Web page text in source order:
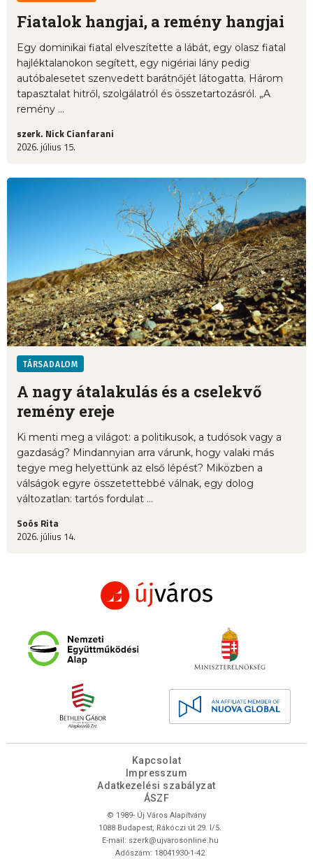
Fiatalok hangjai, a remény hangjai
Egy dominikai fiatal elveszítette a lábát, egy olasz fiatal
hajléktalanokon segített, egy nigériai lány pedig
autóbalesetet szenvedett barátnőjét látogatta. Három
tapasztalat hitről, szolgálatról és összetartozásról. „A
remény ...
szerk. Nick Cianfarani
2026. július 15.
TÁRSADALOM
A nagy átalakulás és a cselekvő
remény ereje
Ki menti meg a világot: a politikusok, a tudósok vagy a
gazdaság? Mindannyian arra várunk, hogy valaki más
tegye meg helyettünk az első lépést? Miközben a
válságok egyre összetettebbé válnak, egy dolog
változatlan: tartós fordulat ...
Soós Rita
2026. július 14.
Kapcsolat
Impresszum
Adatkezelési szabályzat
ÁSZF
© 1989- Új Város Alapítvány
1088 Budapest, Rákóczi út 29. I/5.
E-mail: szerk@ujvarosonline.hu
Adószám: 18041930-1-42